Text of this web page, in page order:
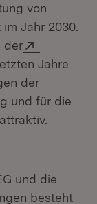
von
Jahr 2030.
der
in neuem
Jahre
der
und für die
und die
besteht